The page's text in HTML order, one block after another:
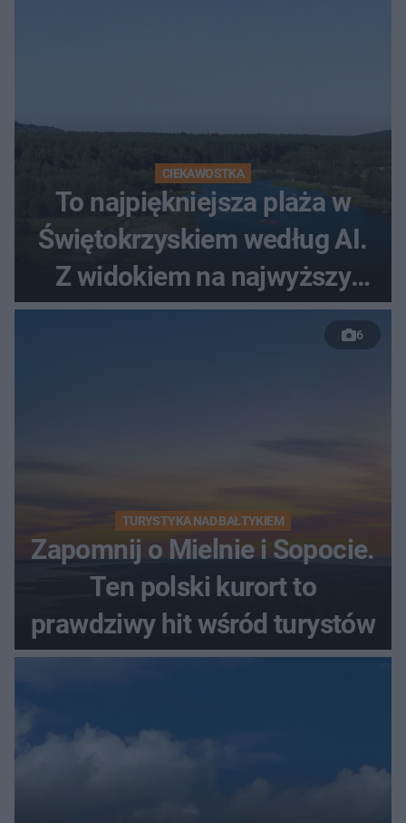
CIEKAWOSTKA
To najpiękniejsza plaża w
Świętokrzyskiem według AI.
Z widokiem na najwyższy
szczyt Gór Świętokrzyskich
6
TURYSTYKA NAD BAŁTYKIEM
Zapomnij o Mielnie i Sopocie.
Ten polski kurort to
prawdziwy hit wśród turystów